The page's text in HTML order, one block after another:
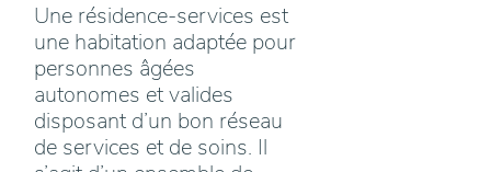
Une résidence-services est
une habitation adaptée pour
personnes âgées
autonomes et valides
disposant d’un bon réseau
de services et de soins. Il